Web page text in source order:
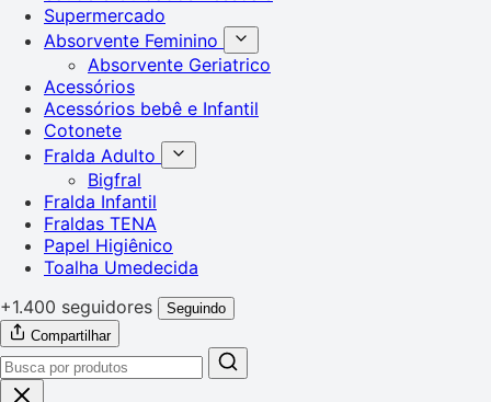
Supermercado
Absorvente Feminino
Absorvente Geriatrico
Acessórios
Acessórios bebê e Infantil
Cotonete
Fralda Adulto
Bigfral
Fralda Infantil
Fraldas TENA
Papel Higiênico
Toalha Umedecida
+1.400 seguidores
Seguindo
Compartilhar